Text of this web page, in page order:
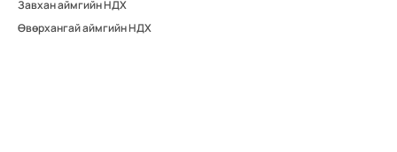
Завхан аймгийн НДХ
Өвөрхангай аймгийн НДХ